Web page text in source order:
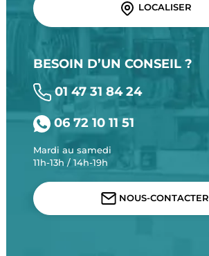
LOCALISER
BESOIN D’UN CONSEIL ?
01 47 31 84 24
06 72 10 11 51
Mardi au samedi
11h-13h / 14h-19h
NOUS-CONTACTER